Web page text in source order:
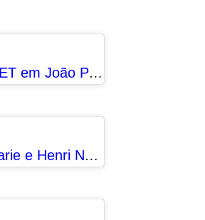
Uma publicação compartilhada por MODA PET em João Pessoa (@caozando)
Uma publicação compartilhada por Louis, Marie e Henri Noir (@gatinhosafrancesados)